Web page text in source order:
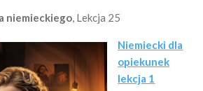
niemieckiego, Lekcja 25
Niemiecki dla
opiekunek
lekcja 1